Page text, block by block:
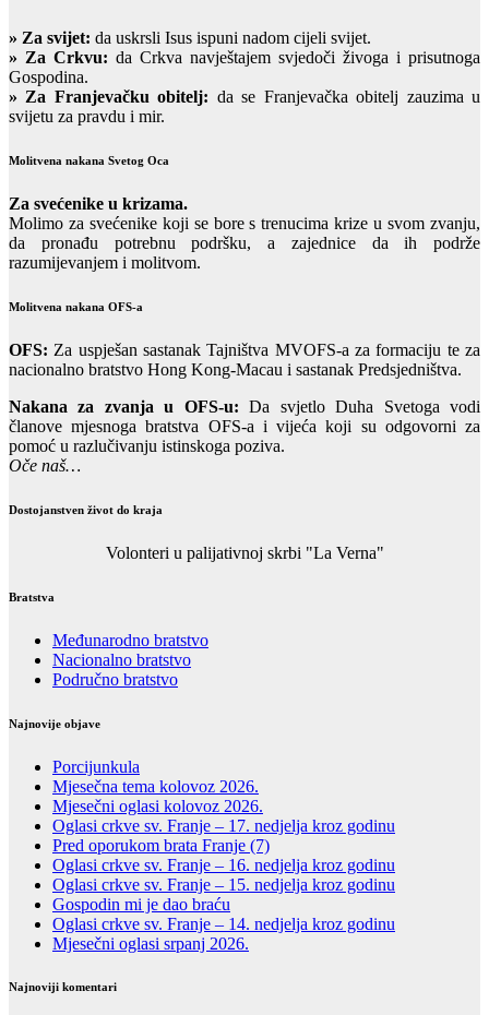
» Za svijet: da uskrsli Isus ispuni nadom cijeli svijet.
» Za Crkvu: da Crkva navještajem svjedoči živoga i prisutnoga
Gospodina.
» Za Franjevačku obitelj: da se Franjevačka obitelj zauzima u
svijetu za pravdu i mir.
Molitvena nakana Svetog Oca
Za svećenike u krizama.
Molimo za svećenike koji se bore s trenucima krize u svom zvanju,
da pronađu potrebnu podršku, a zajednice da ih podrže
razumijevanjem i molitvom.
Molitvena nakana OFS-a
OFS: Za uspješan sastanak Tajništva MVOFS-a za formaciju te za
nacionalno bratstvo Hong Kong-Macau i sastanak Predsjedništva.
Nakana za zvanja u OFS-u: Da svjetlo Duha Svetoga vodi
članove mjesnoga bratstva OFS-a i vijeća koji su odgovorni za
pomoć u razlučivanju istinskoga poziva.
Oče naš…
Dostojanstven život do kraja
Volonteri u palijativnoj skrbi "La Verna"
Bratstva
Međunarodno bratstvo
Nacionalno bratstvo
Područno bratstvo
Najnovije objave
Porcijunkula
Mjesečna tema kolovoz 2026.
Mjesečni oglasi kolovoz 2026.
Oglasi crkve sv. Franje – 17. nedjelja kroz godinu
Pred oporukom brata Franje (7)
Oglasi crkve sv. Franje – 16. nedjelja kroz godinu
Oglasi crkve sv. Franje – 15. nedjelja kroz godinu
Gospodin mi je dao braću
Oglasi crkve sv. Franje – 14. nedjelja kroz godinu
Mjesečni oglasi srpanj 2026.
Najnoviji komentari